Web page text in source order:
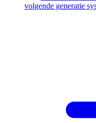
volgende generatie